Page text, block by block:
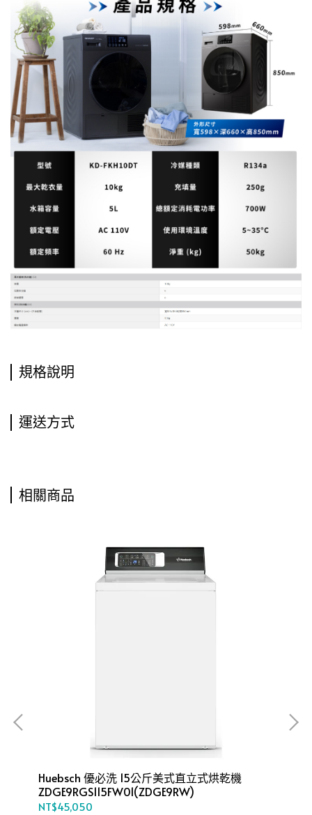
規格說明
運送方式
相關商品
Huebsch 優必洗 15公斤美式直立式烘乾機
ZDGE9RGS115FW01(ZDGE9RW)
NT$45,050